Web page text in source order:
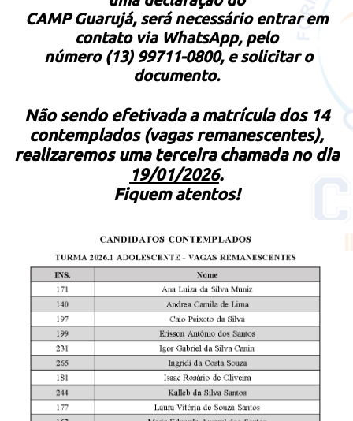
CAMP Guarujá, será necessário entrar em
contato via WhatsApp, pelo
número (13) 99711-0800, e solicitar o
documento.
Não sendo efetivada a matrícula dos 14
contemplados (vagas remanescentes),
realizaremos uma terceira chamada no dia
19/01/2026.
Fiquem atentos!